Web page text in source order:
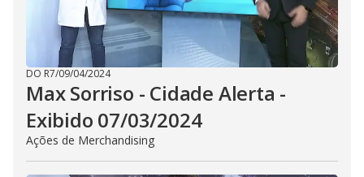
DO R7/09/04/2024
Max Sorriso - Cidade Alerta -
Exibido 07/03/2024
Ações de Merchandising